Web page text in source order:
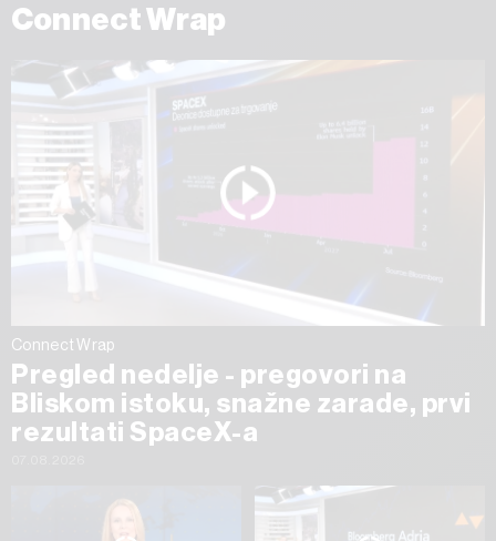
Connect Wrap
Connect Wrap
Pregled nedelje - pregovori na
Bliskom istoku, snažne zarade, prvi
rezultati SpaceX-a